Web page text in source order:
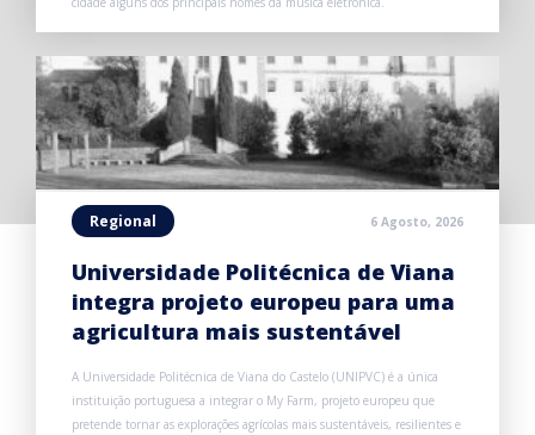
Regional 6 Agosto, 2026
Universidade Politécnica de Viana
integra projeto europeu para uma
agricultura mais sustentável
A Universidade Politécnica de Viana do Castelo (UNIPVC) é a única
instituição portuguesa a integrar o My Farm, projeto europeu que
pretende tornar as explorações agrícolas mais sustentáveis, resilientes e